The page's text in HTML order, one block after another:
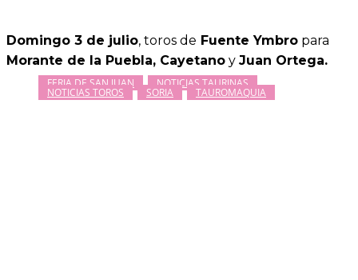
Domingo 3 de julio, toros de Fuente Ymbro para
Morante de la Puebla, Cayetano y Juan Ortega.
FERIA DE SAN JUAN NOTICIAS TAURINAS
NOTICIAS TOROS SORIA TAUROMAQUIA